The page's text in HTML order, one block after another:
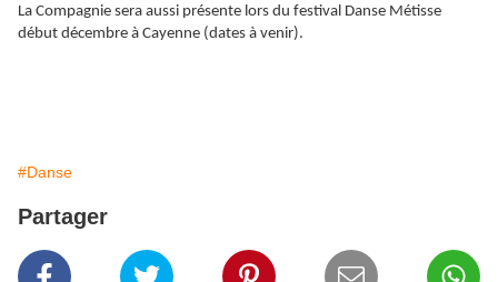
La Compagnie sera aussi présente lors du festival Danse Métisse
début décembre à Cayenne (dates à venir).
#Danse
Partager